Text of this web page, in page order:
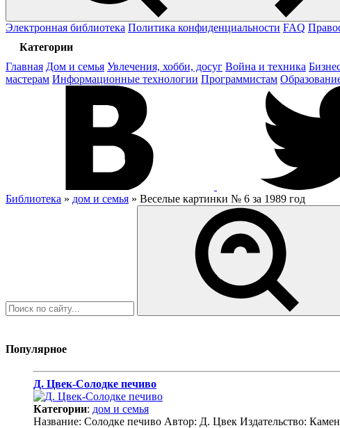
Электронная библиотека Политика конфиденциальности FAQ
Категории
Главная Дом и семья Увлечения, хобби, досуг Война и техника
мастерам Информационные технологии Программистам
Библиотека » дом и семья » Веселые картинки № 6 за 1989 год
Популярное
Д. Цвек-Солодке печиво
Категории: дом и семья
Название: Солодке печиво Автор: Д. Цвек Издательство: